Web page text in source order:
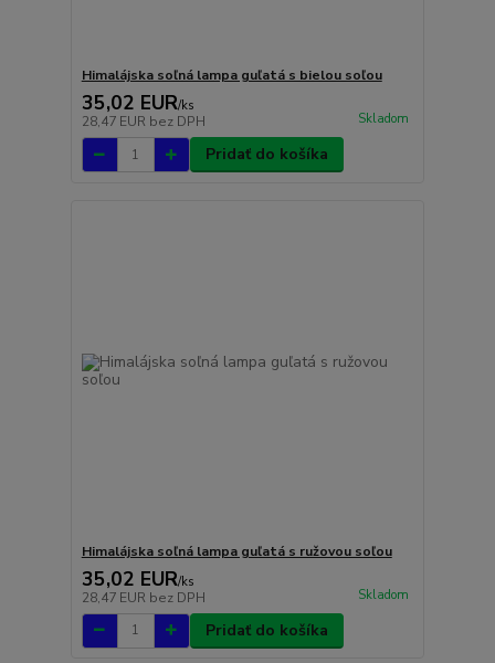
Himalájska soľná lampa guľatá s bielou soľou
35,02 EUR/ks
28,47 EUR bez DPH Skladom
Pridať do košíka
Himalájska soľná lampa guľatá s ružovou soľou
35,02 EUR/ks
28,47 EUR bez DPH Skladom
Pridať do košíka